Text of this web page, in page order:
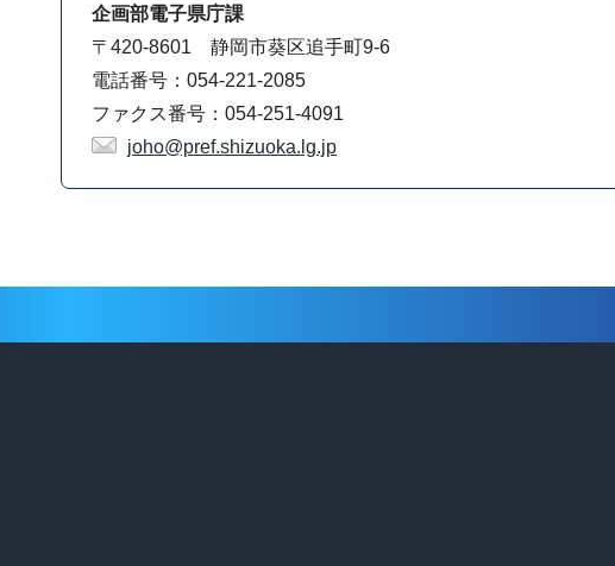
企画部電子県庁課
〒420-8601 静岡市葵区追手町9-6
電話番号：054-221-2085
ファクス番号：054-251-4091
joho@pref.shizuoka.lg.jp